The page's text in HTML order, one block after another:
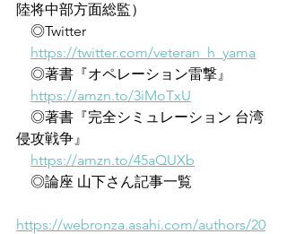
陸将中部方面総監）
◎Twitter
https://twitter.com/veteran_h_yama
◎著書『オペレーション雷撃』
https://amzn.to/3iMoTxU
◎著書『完全シミュレーション 台湾
侵攻戦争』
https://amzn.to/45aQUXb
◎論座 山下さん記事一覧
https://webronza.asahi.com/authors/20